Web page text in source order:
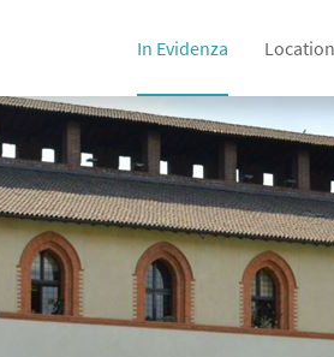
In Evidenza Location